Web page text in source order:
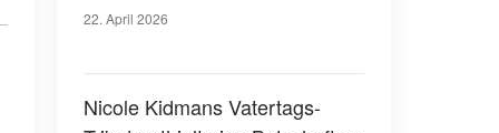
22. April 2026
Nicole Kidmans Vatertags-